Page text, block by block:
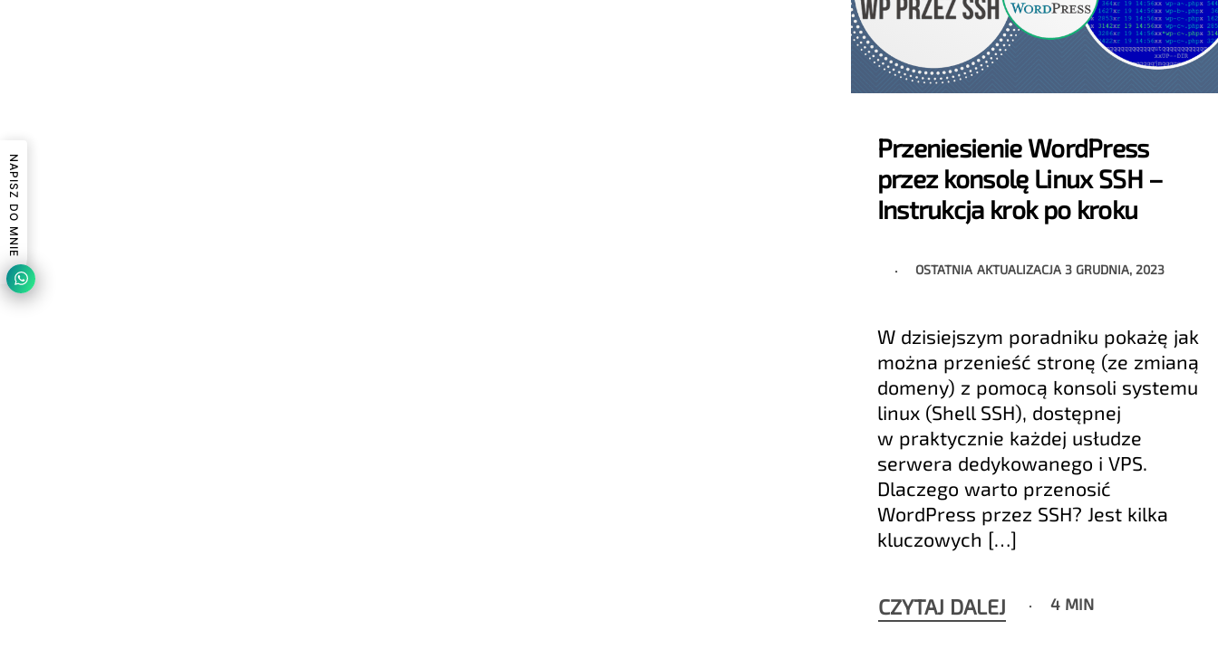
Przeniesienie WordPress
przez konsolę Linux SSH –
Instrukcja krok po kroku
OSTATNIA AKTUALIZACJA 3 GRUDNIA, 2023
W dzisiejszym poradniku pokażę jak
można przenieść stronę (ze zmianą
domeny) z pomocą konsoli systemu
linux (Shell SSH), dostępnej
w praktycznie każdej usłudze
serwera dedykowanego i VPS.
Dlaczego warto przenosić
WordPress przez SSH? Jest kilka
kluczowych […]
CZYTAJ DALEJ 4 MIN
NAPISZ DO MNIE